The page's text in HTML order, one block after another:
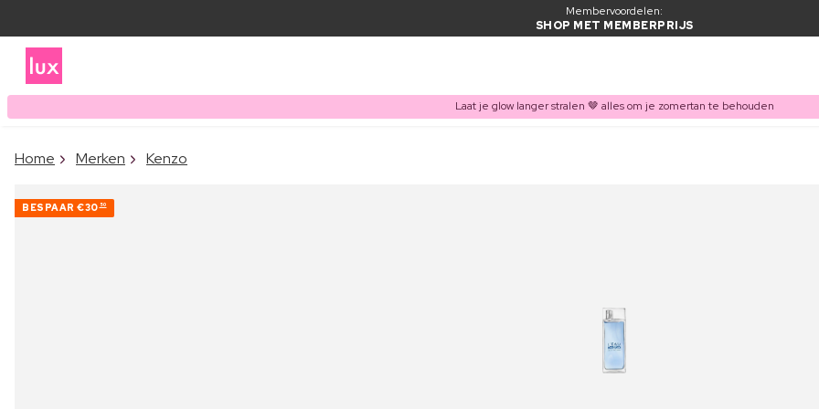
Membervoordelen:
SHOP MET MEMBERPRIJS
Laat je glow langer stralen 🤎 alles om je zomertan te behouden
Home Merken Kenzo
BESPAAR €30 50